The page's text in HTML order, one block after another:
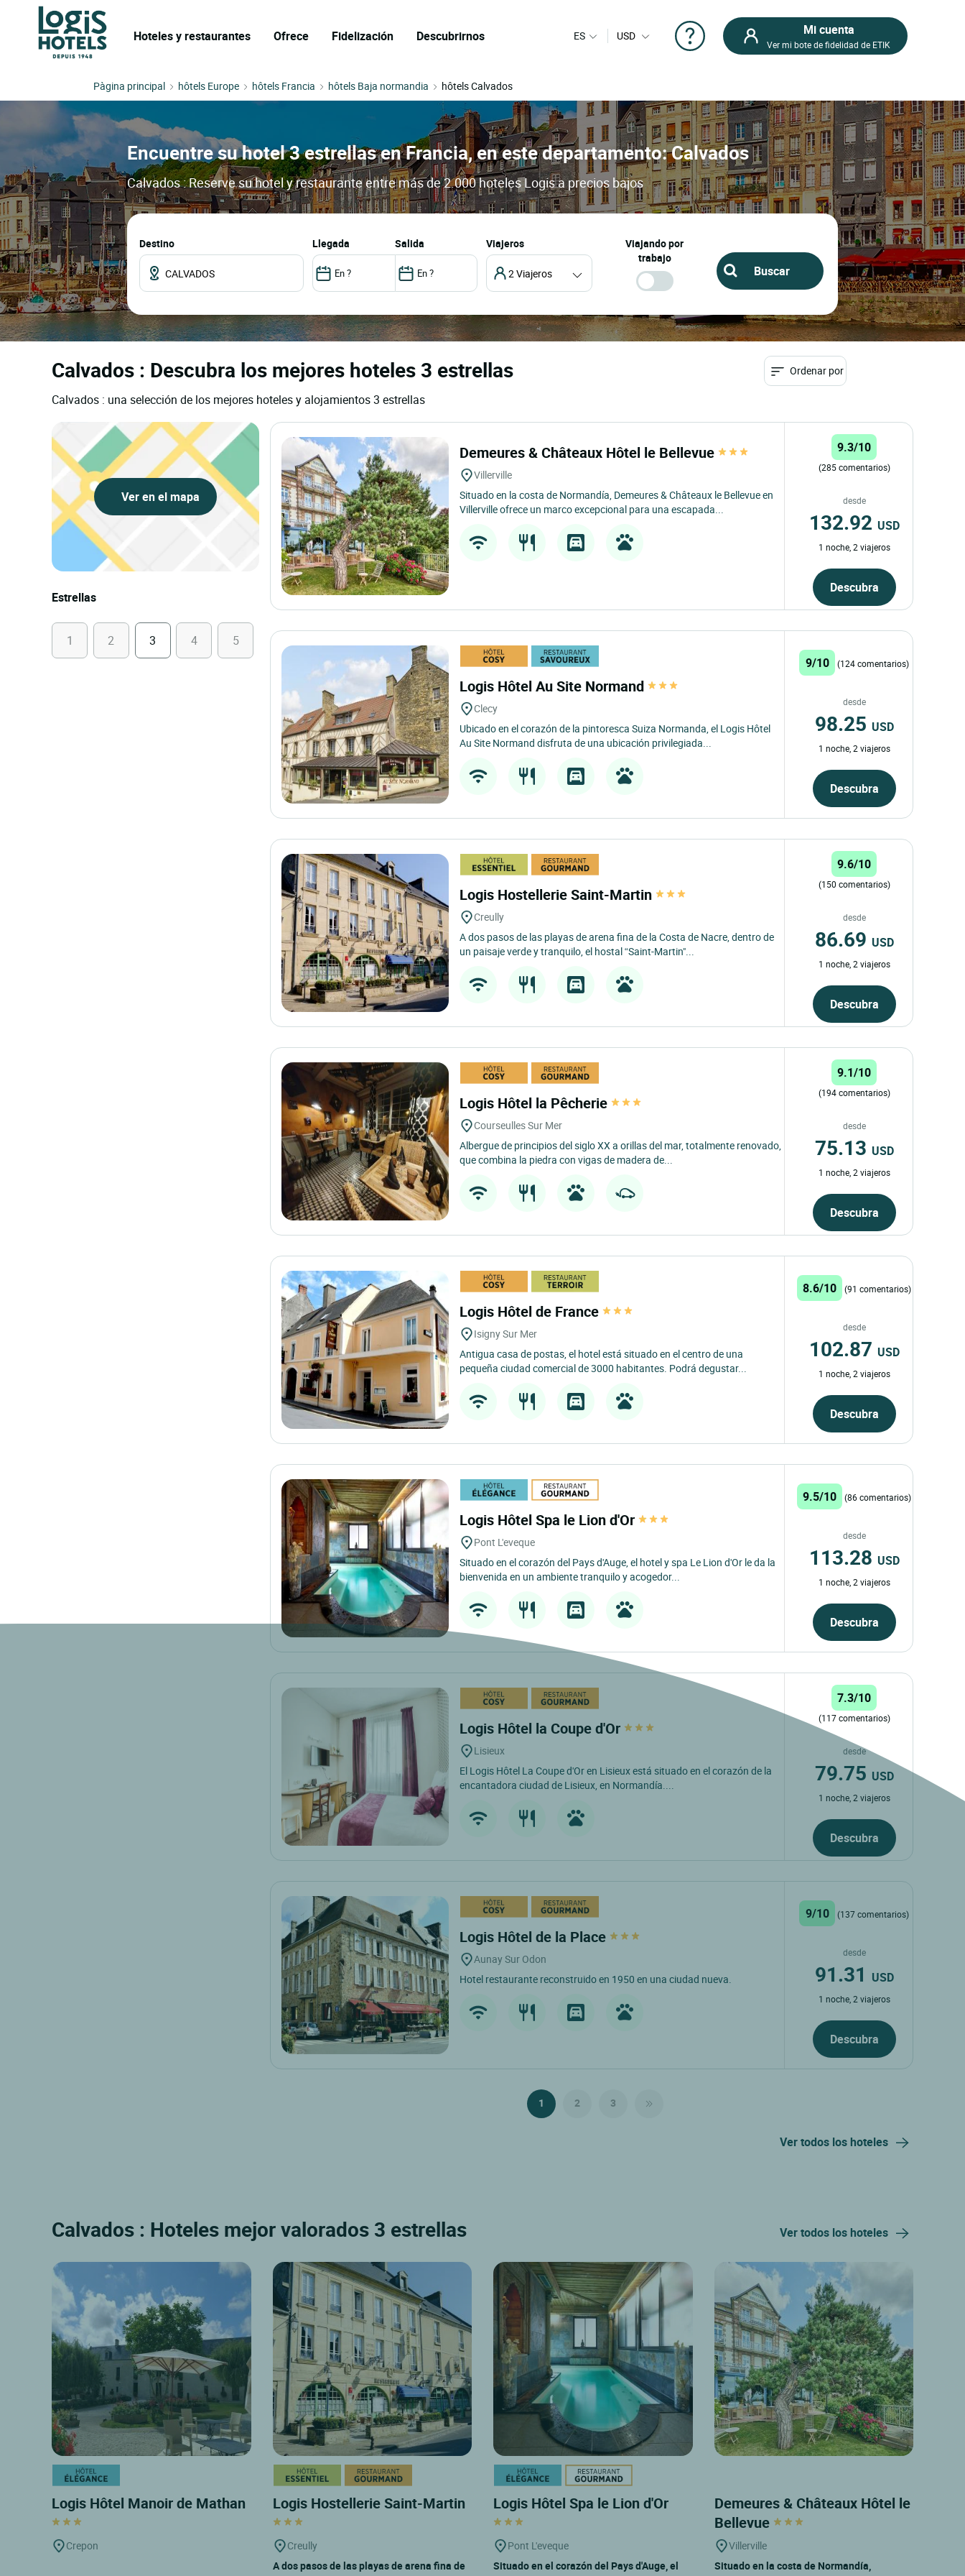
Hoteles y restaurantes Ofrece Fidelización Descubrirnos ES USD Mi cuenta
Ver mi bote de fidelidad de ETIK
Pàgina principal hôtels Europe hôtels Francia hôtels Baja normandia hôtels Calvados
Encuentre su hotel 3 estrellas en Francia, en este departamento: Calvados
Calvados : Reserve su hotel y restaurante entre más de 2.000 hoteles Logis a precios bajos
Destino llegada salida Viajeros
2 Viajeros
Viajando por
trabajo
Calvados : Descubra los mejores hoteles 3 estrellas
Calvados : una selección de los mejores hoteles y alojamientos 3 estrellas
Ordenar por
Ver en el mapa
Estrellas
1 2 3 4 5
Demeures & Châteaux Hôtel le Bellevue
Villerville
Situado en la costa de Normandía, Demeures & Châteaux le Bellevue en
Villerville ofrece un marco excepcional para una escapada...
9.3/10
(285 comentarios)
desde
132.92 USD
1 noche, 2 viajeros
Descubra
Logis Hôtel Au Site Normand
Clecy
Ubicado en el corazón de la pintoresca Suiza Normanda, el Logis Hôtel
Au Site Normand disfruta de una ubicación privilegiada...
9/10 (124 comentarios)
desde
98.25 USD
1 noche, 2 viajeros
Descubra
Logis Hostellerie Saint-Martin
Creully
A dos pasos de las playas de arena fina de la Costa de Nacre, dentro de
un paisaje verde y tranquilo, el hostal “Saint-Martin"...
9.6/10
(150 comentarios)
desde
86.69 USD
1 noche, 2 viajeros
Descubra
Logis Hôtel la Pêcherie
Courseulles Sur Mer
Albergue de principios del siglo XX a orillas del mar, totalmente renovado,
que combina la piedra con vigas de madera de...
9.1/10
(194 comentarios)
desde
75.13 USD
1 noche, 2 viajeros
Descubra
Logis Hôtel de France
Isigny Sur Mer
Antigua casa de postas, el hotel está situado en el centro de una
pequeña ciudad comercial de 3000 habitantes. Podrá degustar...
8.6/10 (91 comentarios)
desde
102.87 USD
1 noche, 2 viajeros
Descubra
Logis Hôtel Spa le Lion d'Or
Pont L'eveque
Situado en el corazón del Pays d'Auge, el hotel y spa Le Lion d'Or le da la
bienvenida en un ambiente tranquilo y acogedor...
9.5/10 (86 comentarios)
desde
113.28 USD
1 noche, 2 viajeros
Descubra
Logis Hôtel la Coupe d'Or
Lisieux
El Logis Hôtel La Coupe d'Or en Lisieux está situado en el corazón de la
encantadora ciudad de Lisieux, en Normandía....
7.3/10
(117 comentarios)
desde
79.75 USD
1 noche, 2 viajeros
Descubra
Logis Hôtel de la Place
Aunay Sur Odon
Hotel restaurante reconstruido en 1950 en una ciudad nueva.
9/10 (137 comentarios)
desde
91.31 USD
1 noche, 2 viajeros
Descubra
1 2 3
Ver todos los hoteles
Calvados : Hoteles mejor valorados 3 estrellas Ver todos los hoteles
Logis Hôtel Manoir de Mathan
Crepon
Logis Hostellerie Saint-Martin
Creully
A dos pasos de las playas de arena fina de
Logis Hôtel Spa le Lion d'Or
Pont L'eveque
Situado en el corazón del Pays d'Auge, el
Demeures & Châteaux Hôtel le
Bellevue
Villerville
Situado en la costa de Normandía,